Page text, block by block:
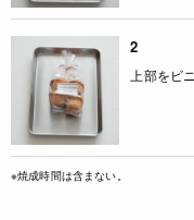
2
上部をビ
※焼成時間は含まない。